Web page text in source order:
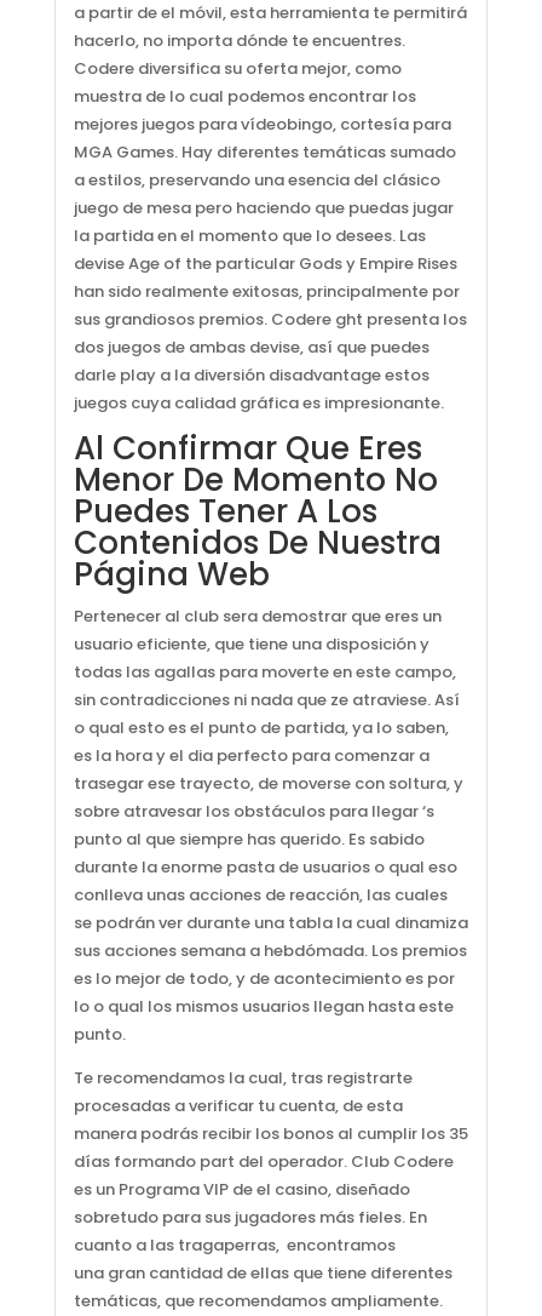
a partir de el móvil, esta herramienta te permitirá
hacerlo, no importa dónde te encuentres.
Codere diversifica su oferta mejor, como
muestra de lo cual podemos encontrar los
mejores juegos para vídeobingo, cortesía para
MGA Games. Hay diferentes temáticas sumado
a estilos, preservando una esencia del clásico
juego de mesa pero haciendo que puedas jugar
la partida en el momento que lo desees. Las
devise Age of the particular Gods y Empire Rises
han sido realmente exitosas, principalmente por
sus grandiosos premios. Codere ght presenta los
dos juegos de ambas devise, así que puedes
darle play a la diversión disadvantage estos
juegos cuya calidad gráfica es impresionante.
Al Confirmar Que Eres
Menor De Momento No
Puedes Tener A Los
Contenidos De Nuestra
Página Web
Pertenecer al club sera demostrar que eres un
usuario eficiente, que tiene una disposición y
todas las agallas para moverte en este campo,
sin contradicciones ni nada que ze atraviese. Así
o qual esto es el punto de partida, ya lo saben,
es la hora y el dia perfecto para comenzar a
trasegar ese trayecto, de moverse con soltura, y
sobre atravesar los obstáculos para llegar ‘s
punto al que siempre has querido. Es sabido
durante la enorme pasta de usuarios o qual eso
conlleva unas acciones de reacción, las cuales
se podrán ver durante una tabla la cual dinamiza
sus acciones semana a hebdómada. Los premios
es lo mejor de todo, y de acontecimiento es por
lo o qual los mismos usuarios llegan hasta este
punto.
Te recomendamos la cual, tras registrarte
procesadas a verificar tu cuenta, de esta
manera podrás recibir los bonos al cumplir los 35
días formando part del operador. Club Codere
es un Programa VIP de el casino, diseñado
sobretudo para sus jugadores más fieles. En
cuanto a las tragaperras, encontramos
una gran cantidad de ellas que tiene diferentes
temáticas, que recomendamos ampliamente.